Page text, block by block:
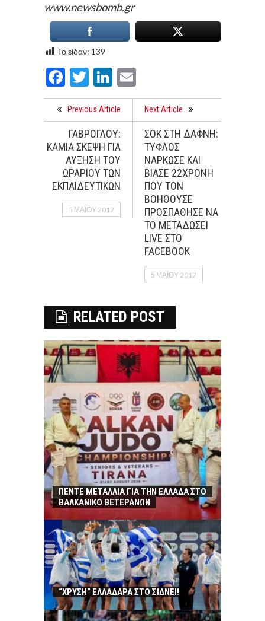
www.newsbomb.gr
Το είδαν: 139
Facebook
TwitterLinkedIn
Previous Article
ΓΑΒΡΟΓΛΟΥ:
ΚΑΜΙΑ ΣΚΕΨΗ ΓΙΑ
ΑΥΞΗΣΗ ΤΟΥ
ΩΡΑΡΙΟΥ ΤΩΝ
ΕΚΠΑΙΔΕΥΤΙΚΩΝ
5 ΜΑΪ́ΟΥ 2017
Next Article
ΣΟΚ ΣΤΗ ΔΑΦΝΗ:
ΤΥΦΛΟΣ
ΝΑΡΚΩΣΕ ΚΑΙ
ΒΙΑΣΕ 22ΧΡΟΝΗ
ΠΟΥ ΤΟΝ
ΒΟΗΘΟΥΣΕ
ΠΡΟΣΠΑΘΗΣΕ ΝΑ
ΤΟ ΜΕΤΑΔΩΣΕΙ
LIVE ΣΤΟ
FACEBOOK
5 ΜΑΪ́ΟΥ 2017
RELATED POST
ΠΕΝΤΕ ΜΕΤΑΛΛΙΑ ΓΙΑ ΤΗΝ ΕΛΛΑΔΑ ΣΤΟ
ΒΑΛΚΑΝΙΚΟ ΒΕΤΕΡΑΝΩΝ
“ΧΡΥΣΗ” ΕΛΛΑΔΑΡΑ ΣΤΟ ΣΙΔΝΕΙ!